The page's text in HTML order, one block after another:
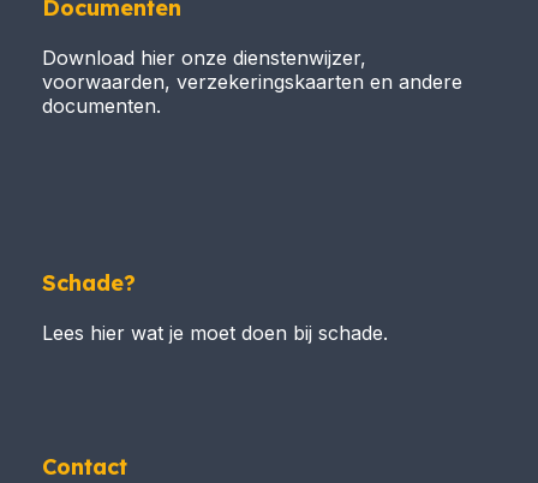
Documenten
Download hier onze dienstenwijzer,
voorwaarden, verzekeringskaarten en andere
documenten.
Schade?
Lees hier wat je moet doen bij schade.
Contact